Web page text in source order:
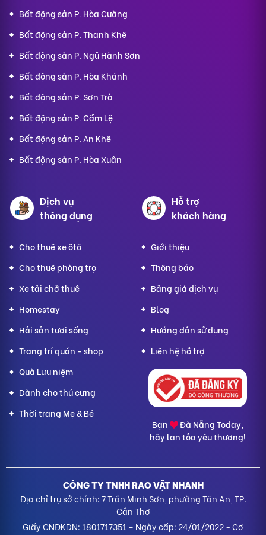
Bất động sản P. Hòa Cường
Bất động sản P. Thanh Khê
Bất động sản P. Ngũ Hành Sơn
Bất động sản P. Hòa Khánh
Bất động sản P. Sơn Trà
Bất động sản P. Cẩm Lệ
Bất động sản P. An Khê
Bất động sản P. Hòa Xuân
Dịch vụ
thông dụng
Cho thuê xe ôtô
Cho thuê phòng trọ
Xe tải chở thuê
Homestay
Hải sản tươi sống
Trang trí quán - shop
Quà Lưu niệm
Dành cho thú cưng
Thời trang Mẹ & Bé
Hỗ trợ
khách hàng
Giới thiệu
Thông báo
Bảng giá dịch vụ
Blog
Hướng dẫn sử dụng
Liên hệ hỗ trợ
Bạn
Đà Nẵng Today,
hãy lan tỏa yêu thương!
CÔNG TY TNHH RAO VẶT NHANH
Địa chỉ trụ sở chính: 7 Trần Minh Sơn, phường Tân An, TP.
Cần Thơ
Giấy CNĐKDN: 1801717351 – Ngày cấp: 24/01/2022 - Cơ